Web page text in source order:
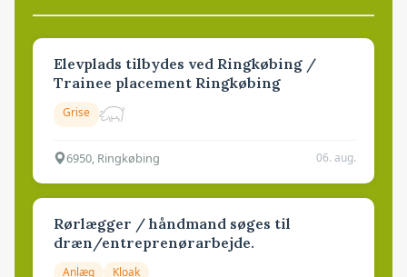
Elevplads tilbydes ved Ringkøbing /
Trainee placement Ringkøbing
Grise
6950, Ringkøbing 06. aug.
Rørlægger / håndmand søges til
dræn/entreprenørarbejde.
Anlæg Kloak